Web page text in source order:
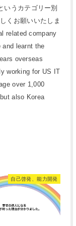
いうカテゴリー別
くお願いいたしま
related company
and learnt the
overseas
working for US IT
over 1,000
also Korea
自己啓発、能力開発